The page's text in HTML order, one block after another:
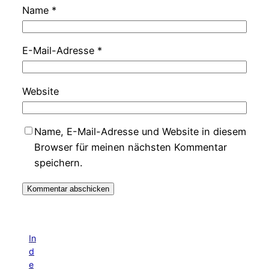
Name *
E-Mail-Adresse *
Website
Name, E-Mail-Adresse und Website in diesem
Browser für meinen nächsten Kommentar
speichern.
In
d
e